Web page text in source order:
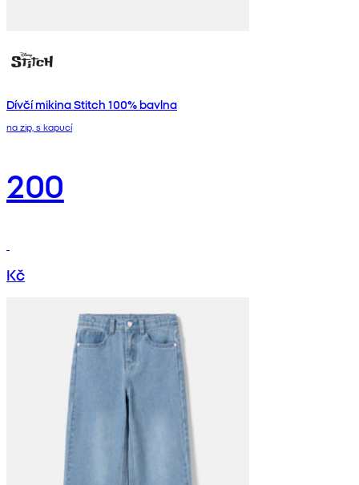
Dívčí mikina Stitch 100% bavlna
na zip, s kapucí
200
Kč